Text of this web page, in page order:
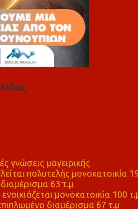
γνώσεις μαγειρικής
πολυτελής μονοκατοικία
63 τ.μ
μονοκατοικία 100
διαμέρισμα 67 τ.μ